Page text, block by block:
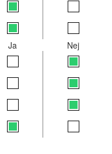
Ja
Nej